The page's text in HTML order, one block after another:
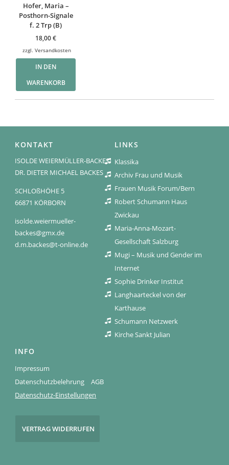
Hofer, Maria –
Posthorn-Signale
f. 2 Trp (B)
18,00€
zzgl.Versandkosten
IN DEN
WARENKORB
KONTAKT
ISOLDE WEIERMÜLLER-BACKES
DR. DIETER MICHAEL BACKES
SCHLOßHÖHE 5
66871 KÖRBORN
isolde.weiermueller-
backes@gmx.de
d.m.backes@t-online.de
LINKS
Klassika
Archiv Frau und Musik
Frauen Musik Forum/Bern
Robert Schumann Haus
Zwickau
Maria-Anna-Mozart-
Gesellschaft Salzburg
Mugi – Musik und Gender im
Internet
Sophie Drinker Institut
Langhaarteckel von der
Karthause
Schumann Netzwerk
Kirche Sankt Julian
INFO
Impressum
Datenschutzbelehrung
AGB
Datenschutz-Einstellungen
VERTRAG WIDERRUFEN